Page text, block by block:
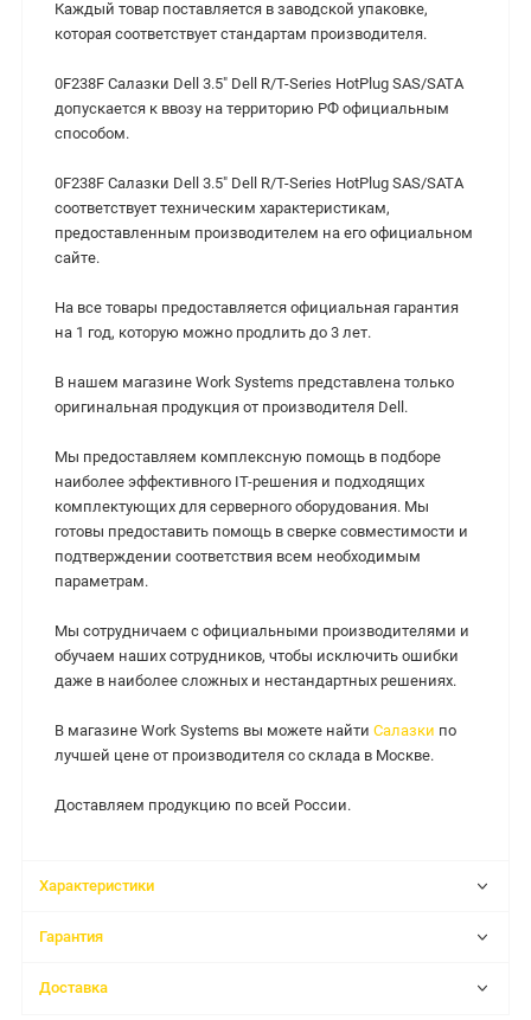
Каждый товар поставляется в заводской упаковке,
которая соответствует стандартам производителя.
0F238F Салазки Dell 3.5" Dell R/T-Series HotPlug SAS/SATA
допускается к ввозу на территорию РФ официальным
способом.
0F238F Салазки Dell 3.5" Dell R/T-Series HotPlug SAS/SATA
cоответствует техническим характеристикам,
предоставленным производителем на его официальном
сайте.
На все товары предоставляется официальная гарантия
на 1 год, которую можно продлить до 3 лет.
В нашем магазине Work Systems представлена только
оригинальная продукция от производителя Dell.
Мы предоставляем комплексную помощь в подборе
наиболее эффективного IT-решения и подходящих
комплектующих для серверного оборудования. Мы
готовы предоставить помощь в сверке совместимости и
подтверждении соответствия всем необходимым
параметрам.
Мы сотрудничаем с официальными производителями и
обучаем наших сотрудников, чтобы исключить ошибки
даже в наиболее сложных и нестандартных решениях.
В магазине Work Systems вы можете найти Салазки по
лучшей цене от производителя со склада в Москве.
Доставляем продукцию по всей России.
Характеристики
Гарантия
Доставка